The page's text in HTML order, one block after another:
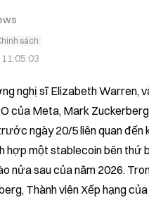
sách
nghị sĩ Elizabeth Warren,
của Meta, Mark
ngày 20/5 liên quan đến
hợp một stablecoin bên thứ
nửa sau của năm 2026.
Thành viên Xếp hạng